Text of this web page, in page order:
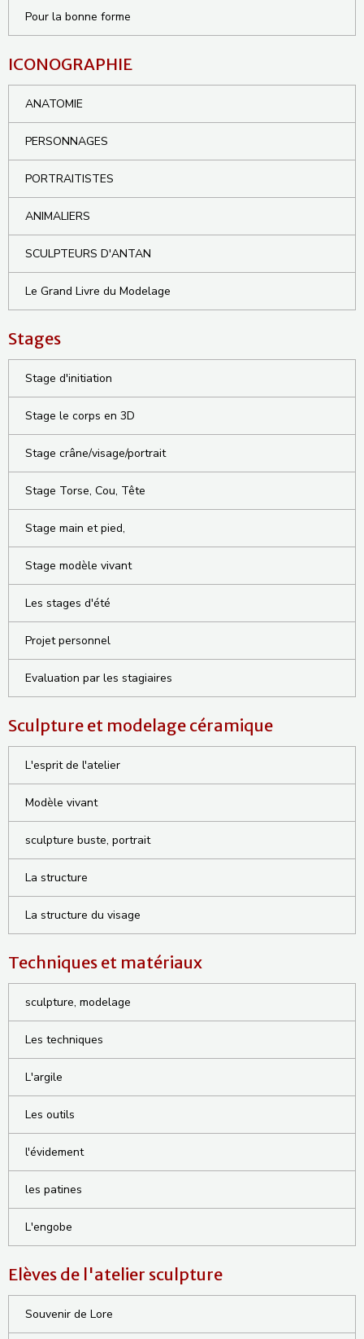
Pour la bonne forme
ICONOGRAPHIE
ANATOMIE
PERSONNAGES
PORTRAITISTES
ANIMALIERS
SCULPTEURS D'ANTAN
Le Grand Livre du Modelage
Stages
Stage d'initiation
Stage le corps en 3D
Stage crâne/visage/portrait
Stage Torse, Cou, Tête
Stage main et pied,
Stage modèle vivant
Les stages d'été
Projet personnel
Evaluation par les stagiaires
Sculpture et modelage céramique
L'esprit de l'atelier
Modèle vivant
sculpture buste, portrait
La structure
La structure du visage
Techniques et matériaux
sculpture, modelage
Les techniques
L'argile
Les outils
l'évidement
les patines
L'engobe
Elèves de l'atelier sculpture
Souvenir de Lore